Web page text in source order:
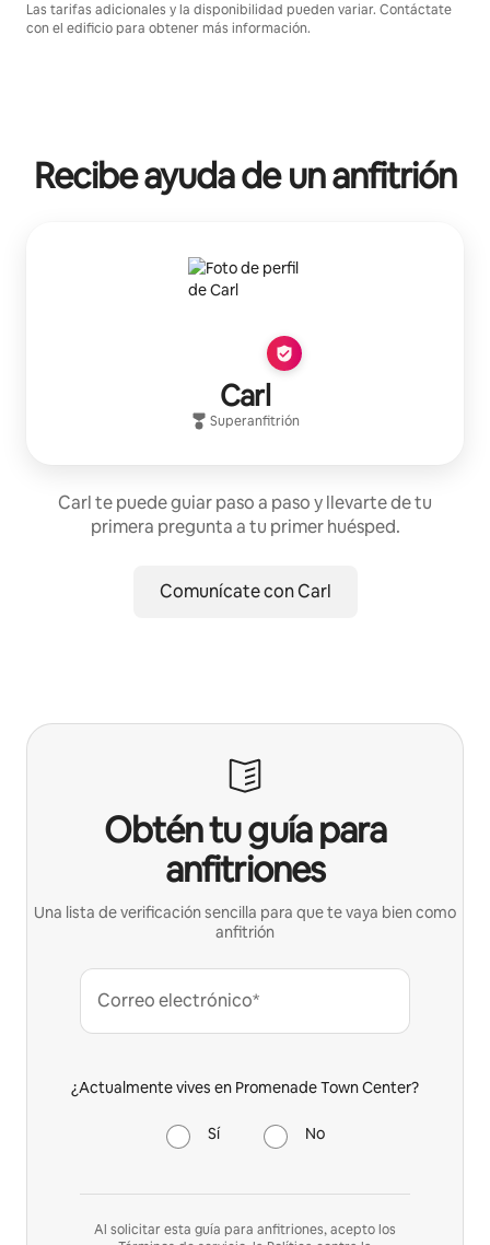
Las tarifas adicionales y la disponibilidad pueden variar. Contáctate
con el edificio para obtener más información.
Recibe ayuda de un anfitrión
Carl
Superanfitrión
Carl te puede guiar paso a paso y llevarte de tu
primera pregunta a tu primer huésped.
Comunícate con Carl
Obtén tu guía para
anfitriones
Una lista de verificación sencilla para que te vaya bien como
anfitrión
Correo electrónico*
¿Actualmente vives en Promenade Town Center?
Sí No
Al solicitar esta guía para anfitriones, acepto los